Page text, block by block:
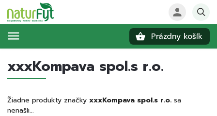
Prázdny košík
xxxKompava spol.s r.o.
Žiadne produkty značky xxxKompava spol.s r.o. sa
nenašli...